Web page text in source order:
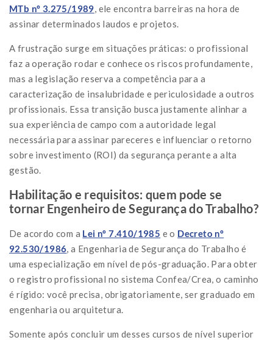
MTb nº 3.275/1989 , ele encontra barreiras na hora de
assinar determinados laudos e projetos.
A frustração surge em situações práticas: o profissional
faz a operação rodar e conhece os riscos profundamente,
mas a legislação reserva a competência para a
caracterização de insalubridade e periculosidade a outros
profissionais. Essa transição busca justamente alinhar a
sua experiência de campo com a autoridade legal
necessária para assinar pareceres e influenciar o retorno
sobre investimento (ROI) da segurança perante a alta
gestão.
Habilitação e requisitos: quem pode se
tornar Engenheiro de Segurança do Trabalho?
De acordo com a Lei nº 7.410/1985 e o Decreto nº
92.530/1986, a Engenharia de Segurança do Trabalho é
uma especialização em nível de pós-graduação. Para obter
o registro profissional no sistema Confea/Crea, o caminho
é rígido: você precisa, obrigatoriamente, ser graduado em
engenharia ou arquitetura.
Somente após concluir um desses cursos de nível superior